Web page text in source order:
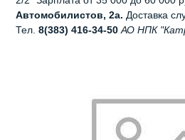
Автомобилистов, 2а. Доставка
Тел. 8(383) 416-34-50 АО НПК